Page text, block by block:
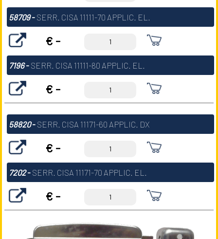
58709- SERR. CISA 11111-70 APPLIC. EL.
€ -
7196- SERR. CISA 11111-80 APPLIC. EL.
€ -
58820- SERR. CISA 11171-60 APPLIC. DX
€ -
7202- SERR. CISA 11171-70 APPLIC. EL.
€ -